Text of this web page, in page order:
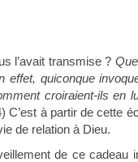
l’avait transmise ?
effet, quiconque
croiraient-ils en
C’est à partir de cette
de relation à Dieu.
de ce cadeau